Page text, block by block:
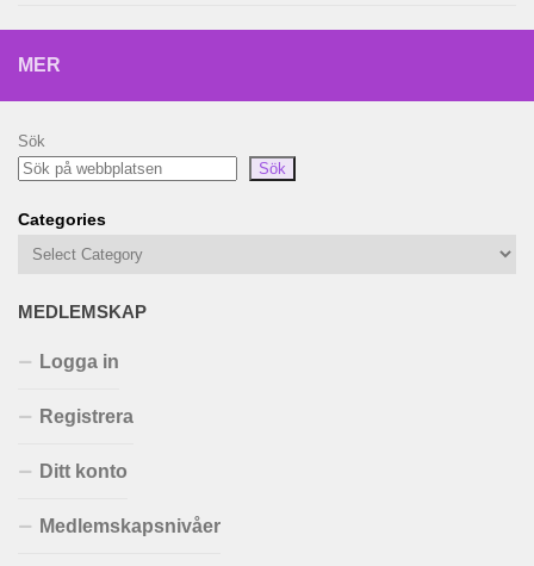
MER
Sök
Sök
Categories
MEDLEMSKAP
Logga in
Registrera
Ditt konto
Medlemskapsnivåer